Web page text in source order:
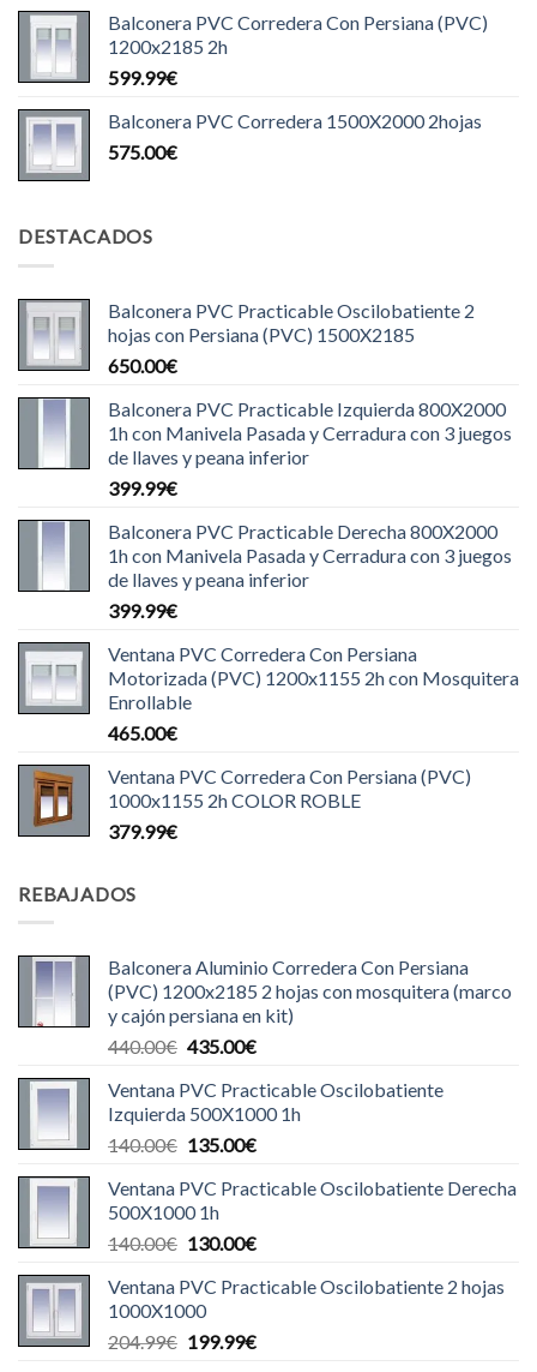
Balconera PVC Corredera Con Persiana (PVC)
1200x2185 2h
599.99€
Balconera PVC Corredera 1500X2000 2hojas
575.00€
DESTACADOS
Balconera PVC Practicable Oscilobatiente 2
hojas con Persiana (PVC) 1500X2185
650.00€
Balconera PVC Practicable Izquierda 800X2000
1h con Manivela Pasada y Cerradura con 3 juegos
de llaves y peana inferior
399.99€
Balconera PVC Practicable Derecha 800X2000
1h con Manivela Pasada y Cerradura con 3 juegos
de llaves y peana inferior
399.99€
Ventana PVC Corredera Con Persiana
Motorizada (PVC) 1200x1155 2h con Mosquitera
Enrollable
465.00€
Ventana PVC Corredera Con Persiana (PVC)
1000x1155 2h COLOR ROBLE
379.99€
REBAJADOS
Balconera Aluminio Corredera Con Persiana
(PVC) 1200x2185 2 hojas con mosquitera (marco
y cajón persiana en kit)
440.00€ El
original
era:
440.00€.
435.00€El
actual
es:
435.00€.
Ventana PVC Practicable Oscilobatiente
Izquierda 500X1000 1h
140.00€ El
original
era:
140.00€.
135.00€El
actual
135.00€.
Ventana PVC Practicable Oscilobatiente Derecha
500X1000 1h
140.00€ El
original
era:
140.00€.
130.00€El
actual
130.00€.
Ventana PVC Practicable Oscilobatiente 2 hojas
1000X1000
204.99€ El
199.99€El